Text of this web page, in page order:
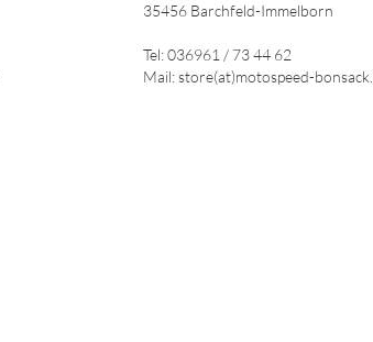
35456 Barchfeld-Immelborn
Tel: 036961 / 73 44 62
Mail: store(at)motospeed-